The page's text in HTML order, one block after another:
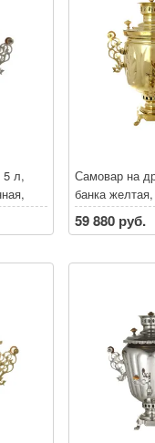
5 л,
Самовар на
банка
витыми
59 880 руб.